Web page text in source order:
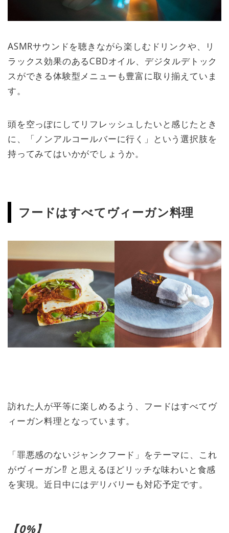
ASMRサウンドを聴きながら楽しむドリンクや、リ
ラックス効果のあるCBDオイル、デジタルデトック
スができる体験型メニューも豊富に取り揃えていま
す。
頭を空っぽにしてリフレッシュしたいと感じたとき
に、「ノンアルコールバーに行く」という選択肢を
持ってみてはいかがでしょうか。
フードはすべてヴィーガン料理
訪れた人が平等に楽しめるよう、フードはすべてヴ
ィーガン料理となっています。
「罪悪感のないジャンクフード」をテーマに、これ
がヴィーガン⁉︎ と思えるほどリッチな味わいと食感
を実現。近日中にはデリバリーも対応予定です。
【0%】